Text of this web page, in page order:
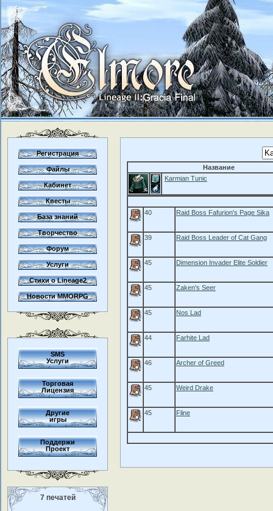
Регистрация
Файлы
Кабинет
Квесты
База знаний
Творчество
Форум
Услуги
Стихи о Lineage2
Новости MMORPG
SMS
Услуги
Торговая
Лицензия
Другие
игры
Поддержи
Проект
7 печатей
Название
Karmian Tunic
40 Raid Boss Fafurion's Page Sika
39 Raid Boss Leader of Cat Gang
45 Dimension Invader Elite Soldier
45 Zaken's Seer
45 Nos Lad
44 Farhite Lad
46 Archer of Greed
45 Weird Drake
45 Fline